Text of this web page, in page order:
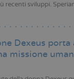
recenti sviluppi.
Dexeus
missione